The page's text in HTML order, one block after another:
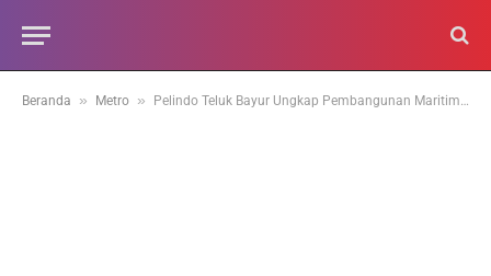
Beranda » Metro » Pelindo Teluk Bayur Ungkap Pembangunan Maritim Center Muaro Padang Terus Berproses